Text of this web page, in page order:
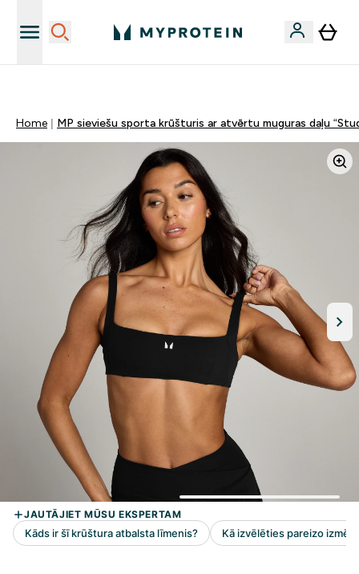
Home MP sieviešu sporta krūšturis ar atvērtu muguras daļu